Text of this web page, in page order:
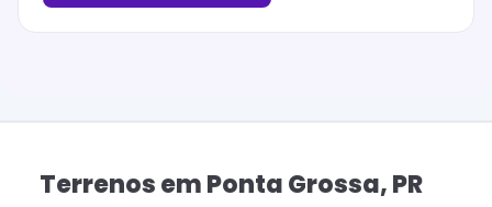
TerrenosemPonta Grossa,PR